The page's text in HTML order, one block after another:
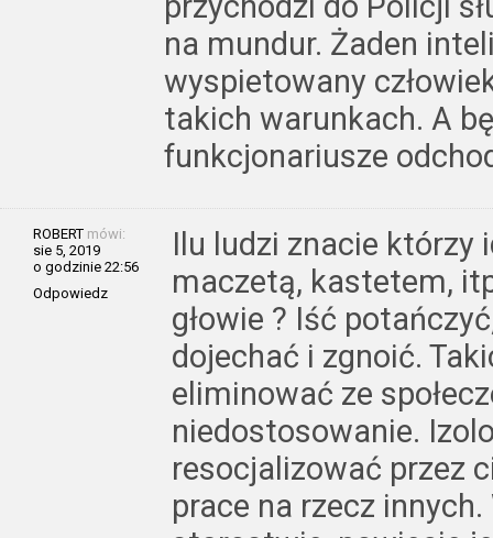
na mundur. Żaden
wyspietowany
takich warunkach. A
funkcjonariusze
ROBERT mówi:
sie 5, 2019
o godzinie 22:56
Odpowiedz
Ilu ludzi znacie którzy
maczetą, kastetem,
głowie ? Iść
dojechać i zgnoić.
eliminować ze
niedostosowanie.
resocjalizować przez
prace na rzecz